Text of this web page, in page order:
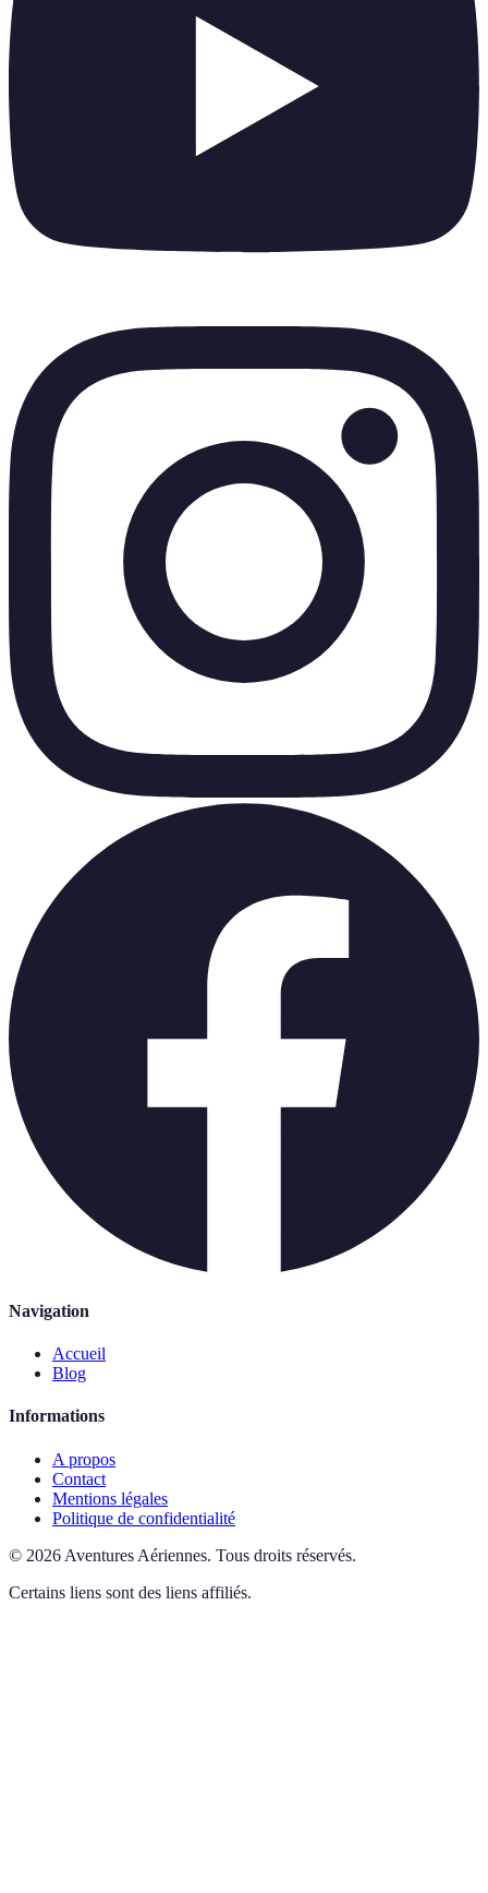
Navigation
Accueil
Blog
Informations
A propos
Contact
Mentions légales
Politique de confidentialité
© 2026 Aventures Aériennes. Tous droits réservés.
Certains liens sont des liens affiliés.